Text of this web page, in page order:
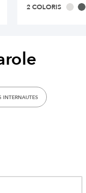
2 COLORIS
INTERNAUTES